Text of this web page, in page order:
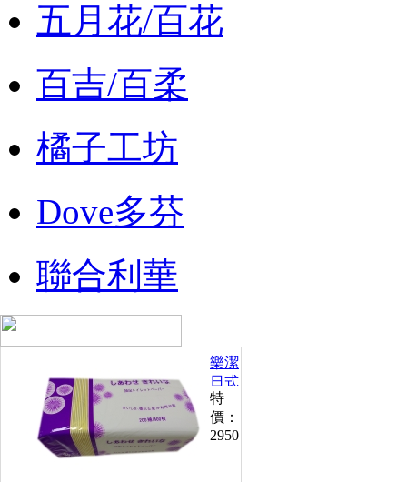
五月花/百花
百吉/百柔
橘子工坊
Dove多芬
聯合利華
樂潔
日式
抽取
衛生
紙
特
價：
2950